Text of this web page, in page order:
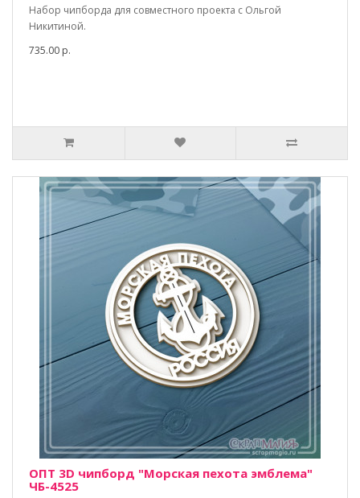
Набор чипборда для совместного проекта с Ольгой
Никитиной.
735.00 р.
ОПТ 3D чипборд "Морская пехота эмблема"
ЧБ-4525